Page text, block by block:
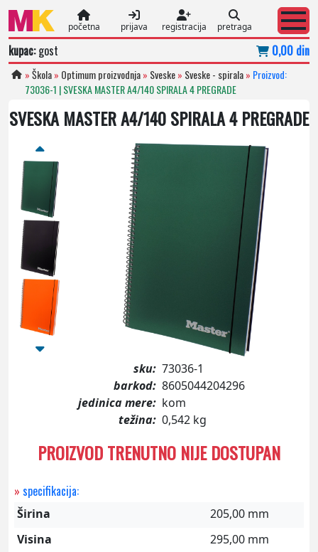
početna prijava registracija pretraga
kupac:gost 0,00 din
»Škola» Optimum proizvodnja» Sveske» Sveske - spirala» Proizvod:
73036-1 | SVESKA MASTER A4/140 SPIRALA 4 PREGRADE
SVESKA MASTER A4/140 SPIRALA 4 PREGRADE
sku: 73036-1
barkod: 8605044204296
jedinica mere: kom
težina: 0,542 kg
PROIZVOD TRENUTNO NIJE DOSTUPAN
» specifikacija:
Širina
205,00 mm
Visina
295,00 mm